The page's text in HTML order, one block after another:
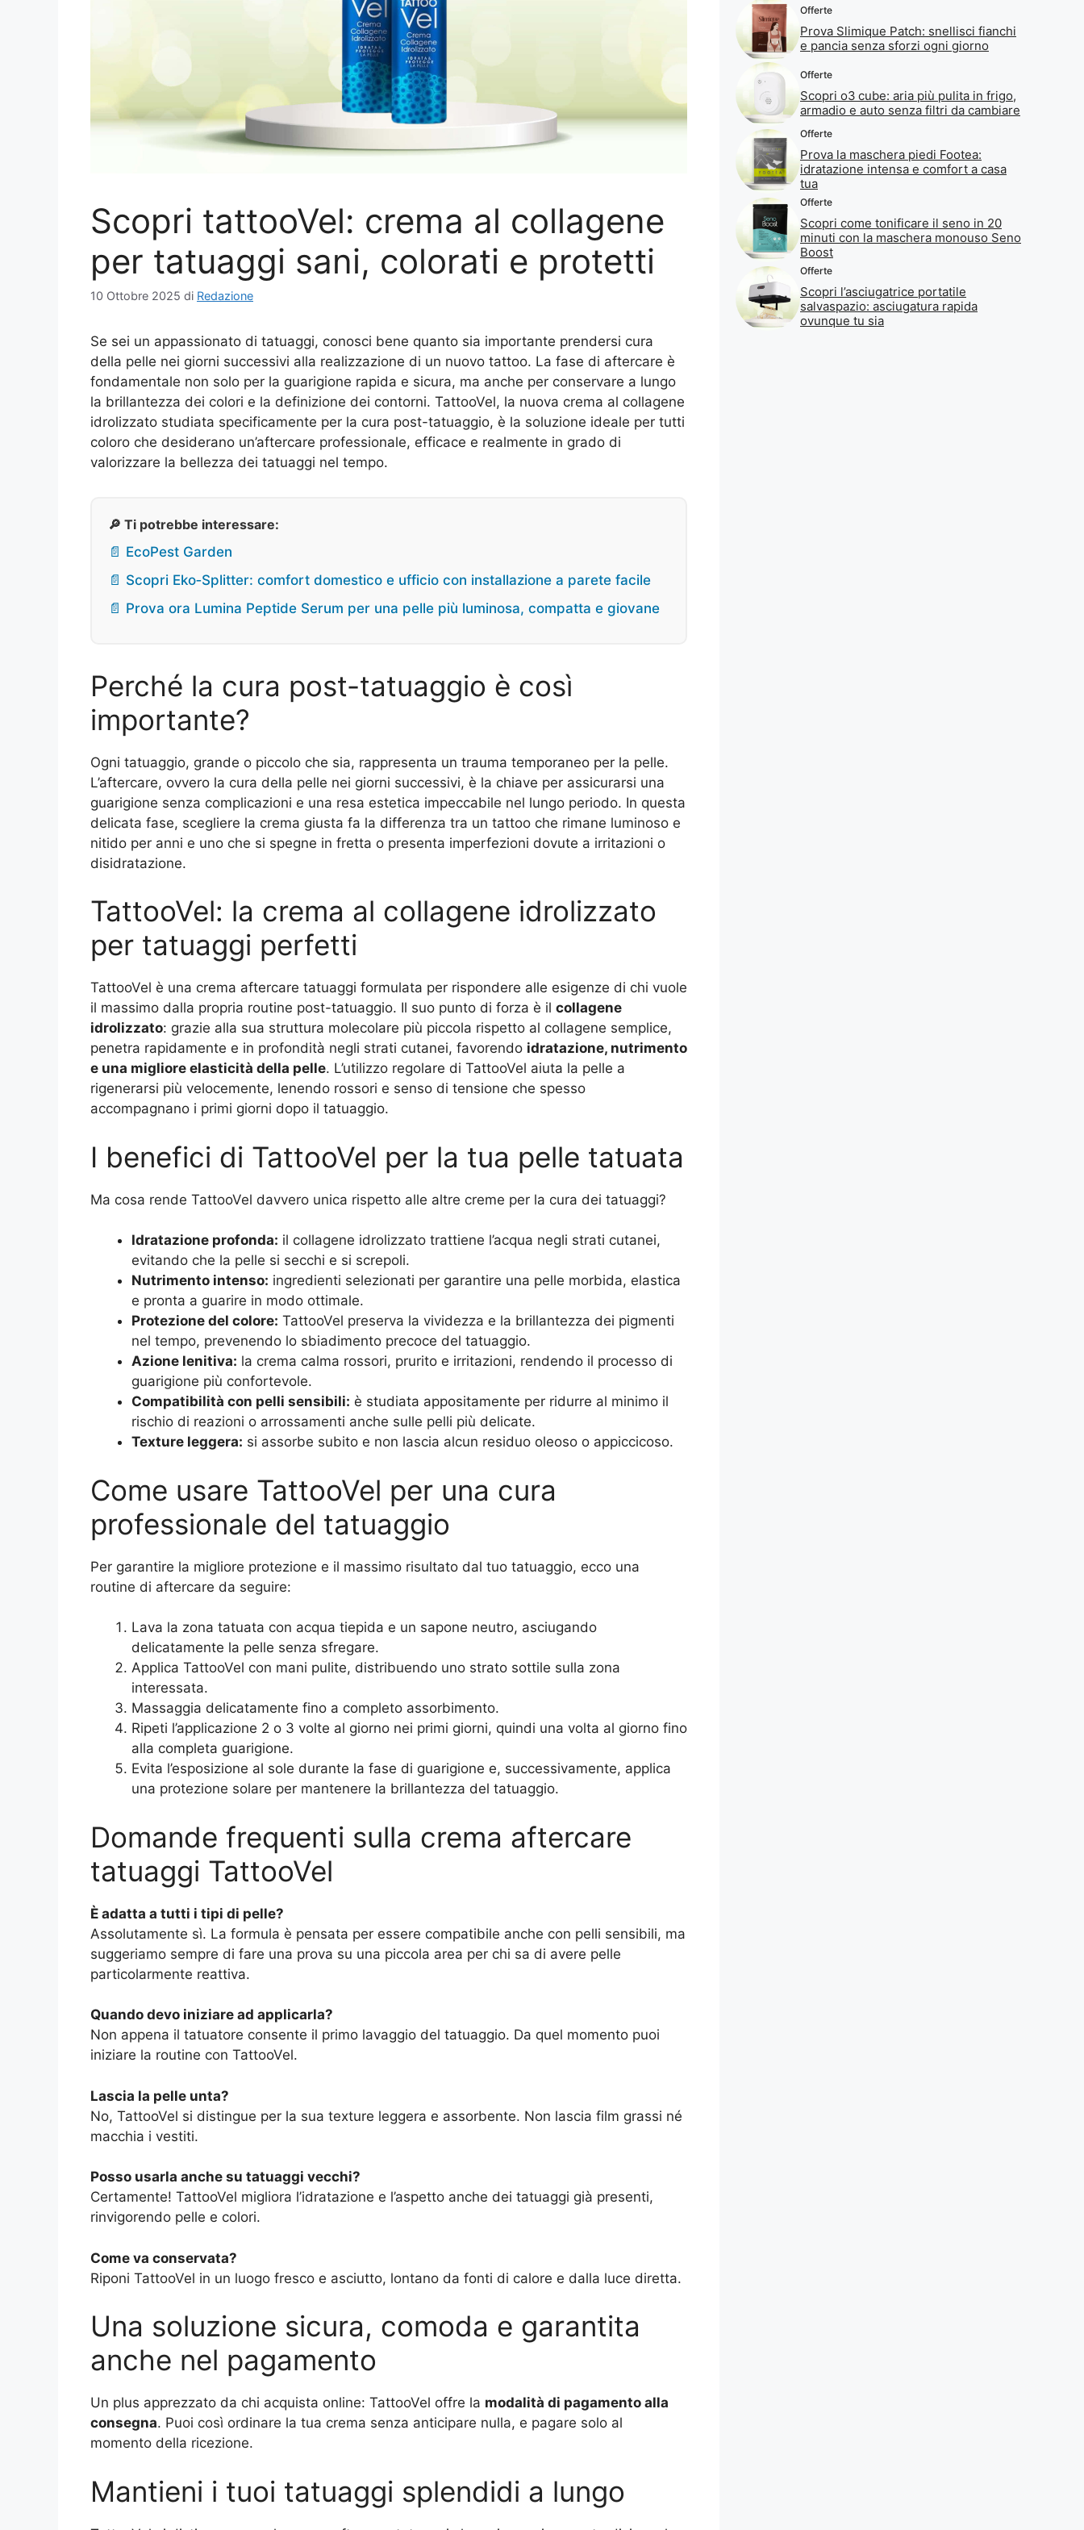
Scopri tattooVel: crema al collagene
per tatuaggi sani, colorati e protetti
10 Ottobre 2025 di Redazione
Se sei un appassionato di tatuaggi, conosci bene quanto sia importante prendersi cura
della pelle nei giorni successivi alla realizzazione di un nuovo tattoo. La fase di aftercare è
fondamentale non solo per la guarigione rapida e sicura, ma anche per conservare a lungo
la brillantezza dei colori e la definizione dei contorni. TattooVel, la nuova crema al collagene
idrolizzato studiata specificamente per la cura post-tatuaggio, è la soluzione ideale per tutti
coloro che desiderano un’aftercare professionale, efficace e realmente in grado di
valorizzare la bellezza dei tatuaggi nel tempo.
🔎 Ti potrebbe interessare:
📄 EcoPest Garden
📄 Scopri Eko‑Splitter: comfort domestico e ufficio con installazione a parete facile
📄 Prova ora Lumina Peptide Serum per una pelle più luminosa, compatta e giovane
Perché la cura post-tatuaggio è così
importante?
Ogni tatuaggio, grande o piccolo che sia, rappresenta un trauma temporaneo per la pelle.
L’aftercare, ovvero la cura della pelle nei giorni successivi, è la chiave per assicurarsi una
guarigione senza complicazioni e una resa estetica impeccabile nel lungo periodo. In questa
delicata fase, scegliere la crema giusta fa la differenza tra un tattoo che rimane luminoso e
nitido per anni e uno che si spegne in fretta o presenta imperfezioni dovute a irritazioni o
disidratazione.
TattooVel: la crema al collagene idrolizzato
per tatuaggi perfetti
TattooVel è una crema aftercare tatuaggi formulata per rispondere alle esigenze di chi vuole
il massimo dalla propria routine post-tatuaggio. Il suo punto di forza è il collagene
idrolizzato: grazie alla sua struttura molecolare più piccola rispetto al collagene semplice,
penetra rapidamente e in profondità negli strati cutanei, favorendo idratazione, nutrimento
e una migliore elasticità della pelle. L’utilizzo regolare di TattooVel aiuta la pelle a
rigenerarsi più velocemente, lenendo rossori e senso di tensione che spesso
accompagnano i primi giorni dopo il tatuaggio.
I benefici di TattooVel per la tua pelle tatuata
Ma cosa rende TattooVel davvero unica rispetto alle altre creme per la cura dei tatuaggi?
Idratazione profonda: il collagene idrolizzato trattiene l’acqua negli strati cutanei,
evitando che la pelle si secchi e si screpoli.
Nutrimento intenso: ingredienti selezionati per garantire una pelle morbida, elastica
e pronta a guarire in modo ottimale.
Protezione del colore: TattooVel preserva la vividezza e la brillantezza dei pigmenti
nel tempo, prevenendo lo sbiadimento precoce del tatuaggio.
Azione lenitiva: la crema calma rossori, prurito e irritazioni, rendendo il processo di
guarigione più confortevole.
Compatibilità con pelli sensibili: è studiata appositamente per ridurre al minimo il
rischio di reazioni o arrossamenti anche sulle pelli più delicate.
Texture leggera: si assorbe subito e non lascia alcun residuo oleoso o appiccicoso.
Come usare TattooVel per una cura
professionale del tatuaggio
Per garantire la migliore protezione e il massimo risultato dal tuo tatuaggio, ecco una
routine di aftercare da seguire:
Lava la zona tatuata con acqua tiepida e un sapone neutro, asciugando
delicatamente la pelle senza sfregare.
Applica TattooVel con mani pulite, distribuendo uno strato sottile sulla zona
interessata.
Massaggia delicatamente fino a completo assorbimento.
Ripeti l’applicazione 2 o 3 volte al giorno nei primi giorni, quindi una volta al giorno fino
alla completa guarigione.
Evita l’esposizione al sole durante la fase di guarigione e, successivamente, applica
una protezione solare per mantenere la brillantezza del tatuaggio.
Domande frequenti sulla crema aftercare
tatuaggi TattooVel
È adatta a tutti i tipi di pelle?
Assolutamente sì. La formula è pensata per essere compatibile anche con pelli sensibili, ma
suggeriamo sempre di fare una prova su una piccola area per chi sa di avere pelle
particolarmente reattiva.
Quando devo iniziare ad applicarla?
Non appena il tatuatore consente il primo lavaggio del tatuaggio. Da quel momento puoi
iniziare la routine con TattooVel.
Lascia la pelle unta?
No, TattooVel si distingue per la sua texture leggera e assorbente. Non lascia film grassi né
macchia i vestiti.
Posso usarla anche su tatuaggi vecchi?
Certamente! TattooVel migliora l’idratazione e l’aspetto anche dei tatuaggi già presenti,
rinvigorendo pelle e colori.
Come va conservata?
Riponi TattooVel in un luogo fresco e asciutto, lontano da fonti di calore e dalla luce diretta.
Una soluzione sicura, comoda e garantita
anche nel pagamento
Un plus apprezzato da chi acquista online: TattooVel offre la modalità di pagamento alla
consegna. Puoi così ordinare la tua crema senza anticipare nulla, e pagare solo al
momento della ricezione.
Mantieni i tuoi tatuaggi splendidi a lungo
Offerte
Prova Slimique Patch: snellisci fianchi
e pancia senza sforzi ogni giorno
Offerte
Scopri o3 cube: aria più pulita in frigo,
armadio e auto senza filtri da cambiare
Offerte
Prova la maschera piedi Footea:
idratazione intensa e comfort a casa
tua
Offerte
Scopri come tonificare il seno in 20
minuti con la maschera monouso Seno
Boost
Offerte
Scopri l’asciugatrice portatile
salvaspazio: asciugatura rapida
ovunque tu sia